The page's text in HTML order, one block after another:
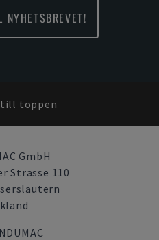
toppen
GmbH
Strasse 110